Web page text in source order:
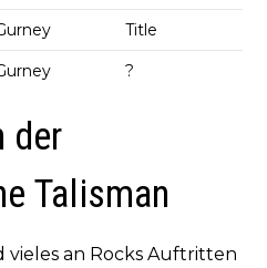
Title
?
der
Talisman
vieles an Rocks Auftritten